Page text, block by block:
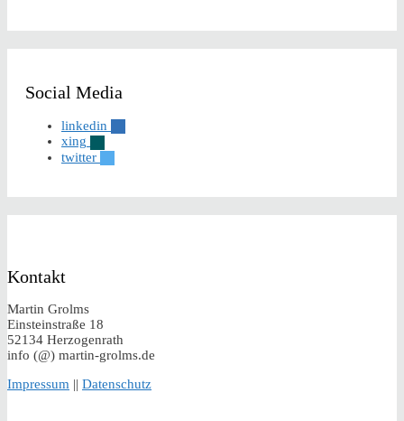
Social Media
linkedin
xing
twitter
Kontakt
Martin Grolms
Einsteinstraße 18
52134 Herzogenrath
info (@) martin-grolms.de
Impressum || Datenschutz